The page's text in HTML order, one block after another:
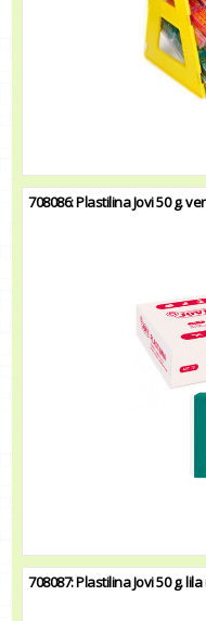
708086: Plastilina Jovi 50 g.
708087: Plastilina Jovi 50 g.